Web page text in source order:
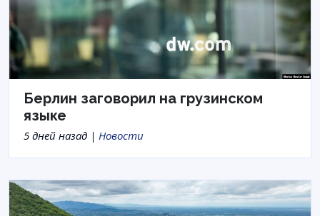
Берлин заговорил на грузинском
языке
5 дней назад | Новости